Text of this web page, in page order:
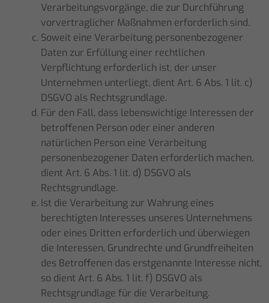
Verarbeitungsvorgänge, die zur Durchführung
vorvertraglicher Maßnahmen erforderlich sind.
Soweit eine Verarbeitung personenbezogener
Daten zur Erfüllung einer rechtlichen
Verpflichtung erforderlich ist, der unser
Unternehmen unterliegt, dient Art. 6 Abs. 1 lit. c)
DSGVO als Rechtsgrundlage.
Für den Fall, dass lebenswichtige Interessen der
betroffenen Person oder einer anderen
natürlichen Person eine Verarbeitung
personenbezogener Daten erforderlich machen,
dient Art. 6 Abs. 1 lit. d) DSGVO als
Rechtsgrundlage.
Ist die Verarbeitung zur Wahrung eines
berechtigten Interesses unseres Unternehmens
oder eines Dritten erforderlich und überwiegen
die Interessen, Grundrechte und Grundfreiheiten
des Betroffenen das erstgenannte Interesse nicht,
so dient Art. 6 Abs. 1 lit. f) DSGVO als
Rechtsgrundlage für die Verarbeitung.